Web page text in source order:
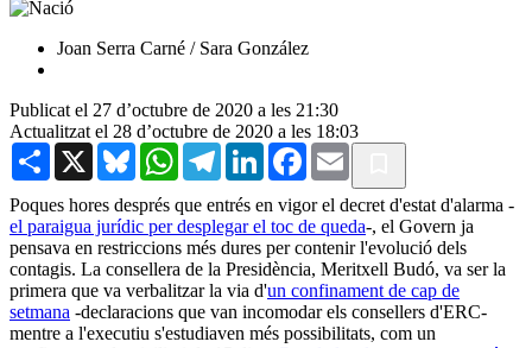
Joan Serra Carné / Sara González
Publicat el 27 d’octubre de 2020 a les 21:30
Actualitzat el 28 d’octubre de 2020 a les 18:03
Share X BlueskyWhatsAppTelegramLinkedInFacebook
Email
Poques hores després que entrés en vigor el decret d'estat d'alarma -
el paraigua jurídic per desplegar el toc de queda-, el Govern ja
pensava en restriccions més dures per contenir l'evolució dels
contagis. La consellera de la Presidència, Meritxell Budó, va ser la
primera que va verbalitzar la via d'un confinament de cap de
setmana -declaracions que van incomodar els consellers d'ERC-
mentre a l'executiu s'estudiaven més possibilitats, com un